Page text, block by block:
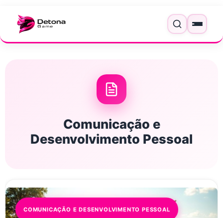
Menu
Comunicação e
Desenvolvimento Pessoal
COMUNICAÇÃO E DESENVOLVIMENTO PESSOAL